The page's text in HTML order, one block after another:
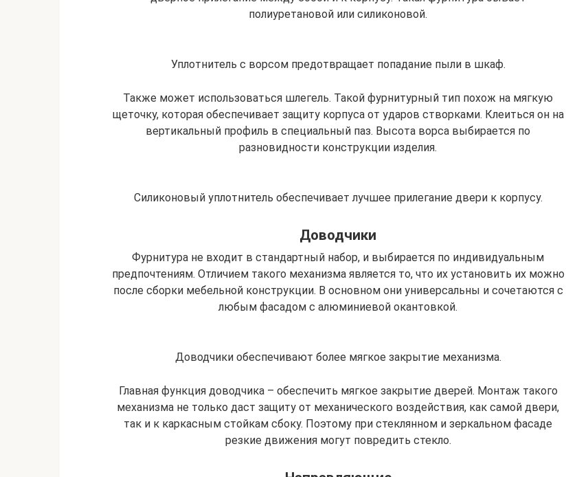
полиуретановой или силиконовой.
Уплотнитель с ворсом предотвращает попадание пыли в шкаф.
Также может использоваться шлегель. Такой фурнитурный тип похож на мягкую
щеточку, которая обеспечивает защиту корпуса от ударов створками. Клеиться он на
вертикальный профиль в специальный паз. Высота ворса выбирается по
разновидности конструкции изделия.
Силиконовый уплотнитель обеспечивает лучшее прилегание двери к корпусу.
Доводчики
Фурнитура не входит в стандартный набор, и выбирается по индивидуальным
предпочтениям. Отличием такого механизма является то, что их установить их можно
после сборки мебельной конструкции. В основном они универсальны и сочетаются с
любым фасадом с алюминиевой окантовкой.
Доводчики обеспечивают более мягкое закрытие механизма.
Главная функция доводчика – обеспечить мягкое закрытие дверей. Монтаж такого
механизма не только даст защиту от механического воздействия, как самой двери,
так и к каркасным стойкам сбоку. Поэтому при стеклянном и зеркальном фасаде
резкие движения могут повредить стекло.